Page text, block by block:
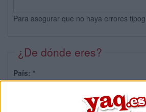
Para asegurar que no haya errores
¿De dónde eres?
País: *